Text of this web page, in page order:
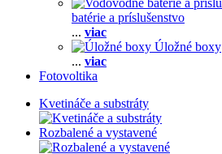
batérie a príslušenstvo
... viac
Úložné boxy
... viac
Fotovoltika
Kvetináče a substráty
Rozbalené a vystavené